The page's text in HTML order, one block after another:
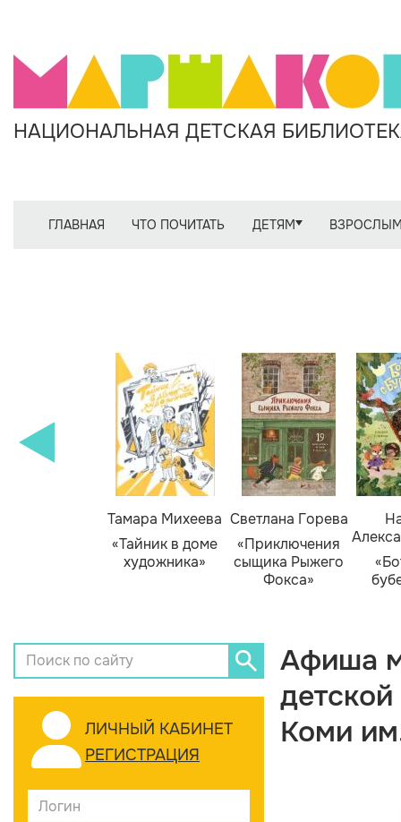
НАЦИОНАЛЬНАЯ ДЕТСКАЯ
ГЛАВНАЯ ЧТО ПОЧИТАТЬ ДЕТЯМ
Тамара Михеева
«Тайник в доме
художника»
Светлана Горева
«Приключения
сыщика Рыжего
Фокса»
ЛИЧНЫЙ КАБИНЕТ
РЕГИСТРАЦИЯ
Афиша
Коми